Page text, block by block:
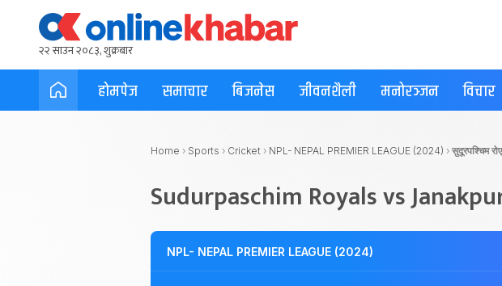
२२ साउन २०८३, शुक्रबार
होमपेज समाचार बिजनेस जीवनशैली मनोरञ्जन विचार
Home › Sports › Cricket › NPL- NEPAL PREMIER LEAGUE (2024) › सुदूरपश्चिम
Sudurpaschim Royals vs
NPL- NEPAL PREMIER LEAGUE (2024)